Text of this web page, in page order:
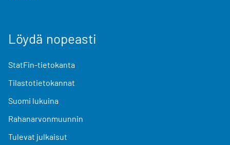
Löydä nopeasti
StatFin-tietokanta
Tilastotietokannat
Suomi lukuina
Rahanarvonmuunnin
Tulevat julkaisut